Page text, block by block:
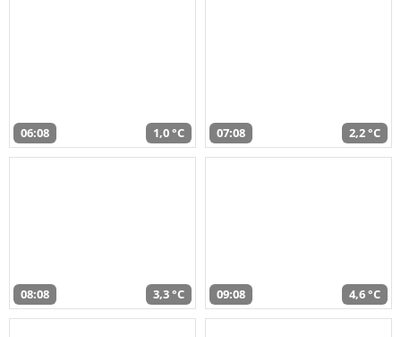
06:08 1,0 °C 07:08 2,2 °C
08:08 3,3 °C 09:08 4,6 °C